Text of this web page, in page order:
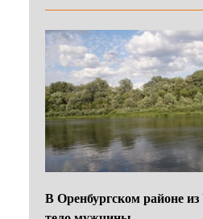
В Оренбургском районе